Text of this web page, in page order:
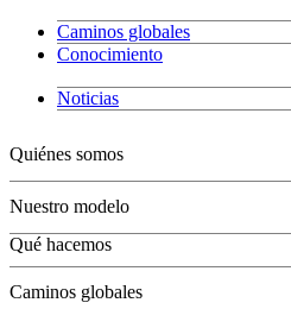
Caminos globales
Conocimiento
Noticias
Quiénes somos
Nuestro modelo
Qué hacemos
Jóvenes
Caminos globales